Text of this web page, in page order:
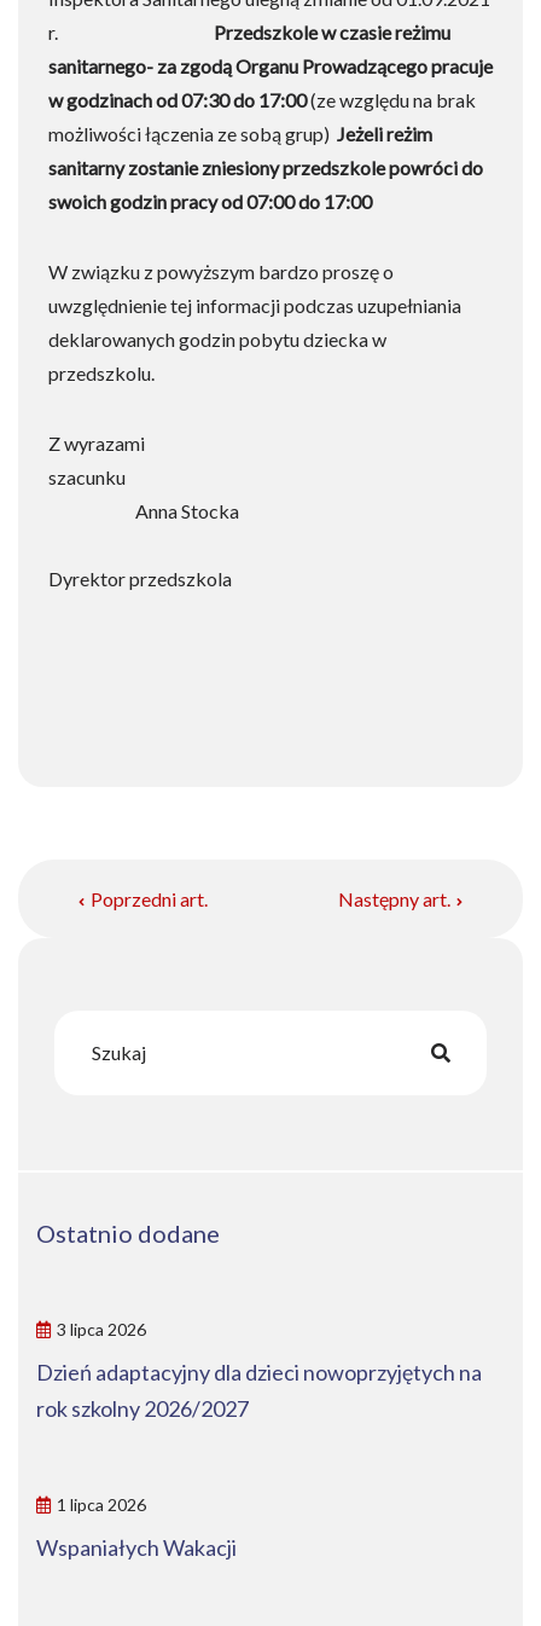
r. Przedszkole w czasie reżimu
sanitarnego- za zgodą Organu Prowadzącego pracuje
w godzinach od 07:30 do 17:00(ze względu na brak
możliwości łączenia ze sobą grup) Jeżeli reżim
sanitarny zostanie zniesiony przedszkole powróci do
swoich godzin pracy od 07:00 do 17:00
W związku z powyższym bardzo proszę o
uwzględnienie tej informacji podczas uzupełniania
deklarowanych godzin pobytu dziecka w
przedszkolu.
Z wyrazami
Anna Stocka
Dyrektor przedszkola
Poprzedni art. Następny art.
Ostatnio dodane
3 lipca 2026
Dzień adaptacyjny dla dzieci nowoprzyjętych na
rok szkolny 2026/2027
1 lipca 2026
Wspaniałych Wakacji